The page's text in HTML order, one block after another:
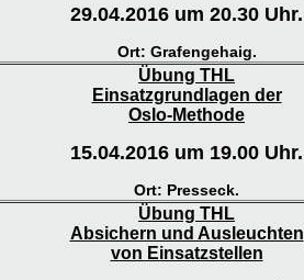
29.04.2016 um 20.30 Uhr.
Ort: Grafengehaig.
Übung THL
Einsatzgrundlagen der
Oslo-Methode
15.04.2016 um 19.00 Uhr.
Ort: Presseck.
Übung THL
Absichern und Ausleuchten
von Einsatzstellen